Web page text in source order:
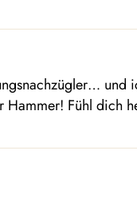
und
Hammer! Fühl dich